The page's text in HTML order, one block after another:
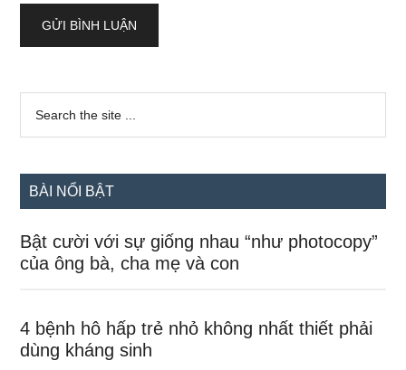
Sidebar
chính
...
BÀI NỔI BẬT
Bật cười với sự giống nhau “như photocopy”
của ông bà, cha mẹ và con
4 bệnh hô hấp trẻ nhỏ không nhất thiết phải
dùng kháng sinh